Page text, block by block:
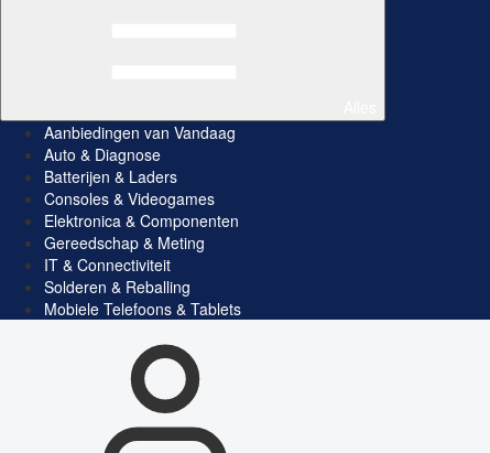
Aanbiedingen van Vandaag
Auto & Diagnose
Batterijen & Laders
Consoles & Videogames
Elektronica & Componenten
Gereedschap & Meting
IT & Connectiviteit
Solderen & Reballing
Mobiele Telefoons & Tablets